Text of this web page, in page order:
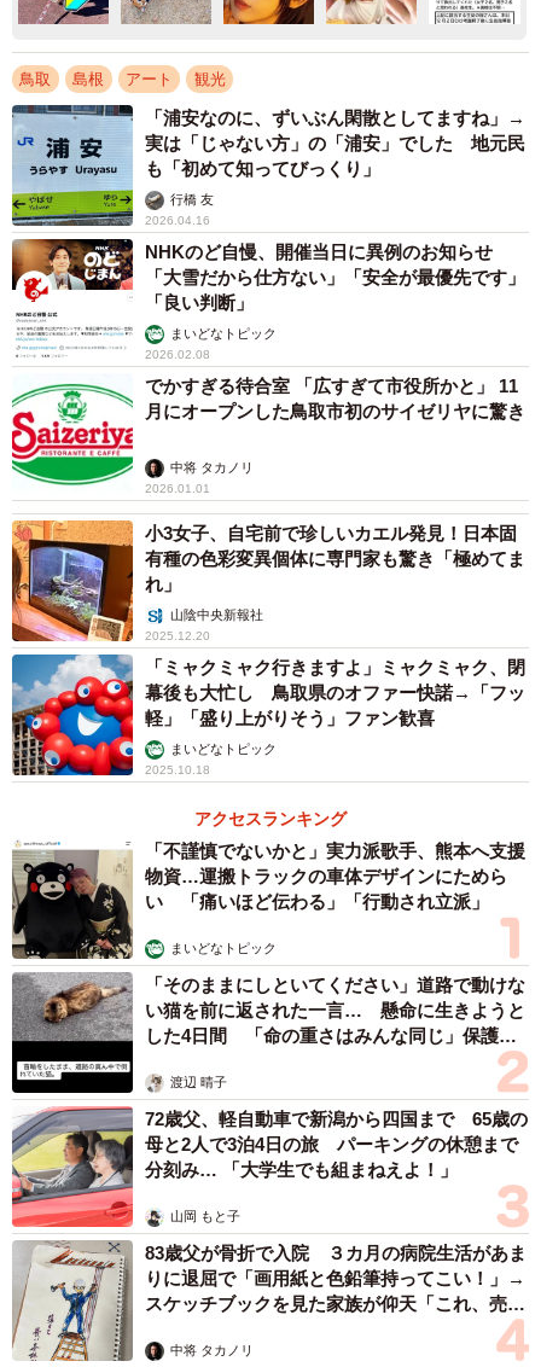
鳥取 島根 アート 観光
「浦安なのに、ずいぶん閑散としてますね」→
実は「じゃない方」の「浦安」でした 地元民
も「初めて知ってびっくり」
行橋 友
2026.04.16
NHKのど自慢、開催当日に異例のお知らせ
「大雪だから仕方ない」「安全が最優先です」
「良い判断」
まいどなトピック
2026.02.08
でかすぎる待合室 「広すぎて市役所かと」 11
月にオープンした鳥取市初のサイゼリヤに驚き
中将 タカノリ
2026.01.01
小3女子、自宅前で珍しいカエル発見！日本固
有種の色彩変異個体に専門家も驚き「極めてま
れ」
山陰中央新報社
2025.12.20
「ミャクミャク行きますよ」ミャクミャク、閉
幕後も大忙し 鳥取県のオファー快諾→「フッ
軽」「盛り上がりそう」ファン歓喜
まいどなトピック
2025.10.18
アクセスランキング
「不謹慎でないかと」実力派歌手、熊本へ支援
物資…運搬トラックの車体デザインにためら
い 「痛いほど伝わる」「行動され立派」
まいどなトピック
「そのままにしといてください」道路で動けな
い猫を前に返された一言… 懸命に生きようと
した4日間 「命の重さはみんな同じ」保護団
渡辺 晴子
72歳父、軽自動車で新潟から四国まで 65歳の
母と2人で3泊4日の旅 パーキングの休憩まで
分刻み… 「大学生でも組まねえよ！」
山岡 もと子
83歳父が骨折で入院 ３カ月の病院生活があま
りに退屈で「画用紙と色鉛筆持ってこい！」→
スケッチブックを見た家族が仰天「これ、売れ
中将 タカノリ